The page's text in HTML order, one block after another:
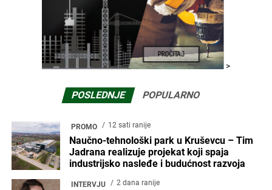
>
POSLEDNJE POPULARNO
PROMO 12 sati ranije
Naučno-tehnološki park u Kruševcu – Tim
Jadrana realizuje projekat koji spaja
industrijsko nasleđe i budućnost razvoja
INTERVJU 2 dana ranije